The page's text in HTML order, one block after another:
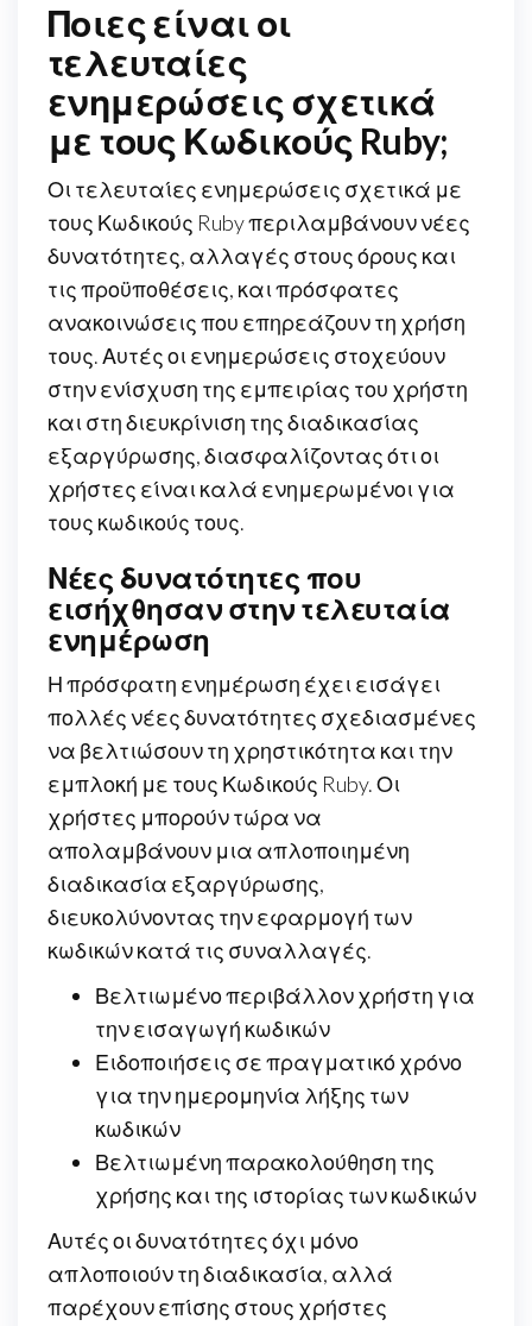
Ποιες είναι οι
τελευταίες
ενημερώσεις σχετικά
με τους Κωδικούς Ruby;
Οι τελευταίες ενημερώσεις σχετικά με
τους Κωδικούς Ruby περιλαμβάνουν νέες
δυνατότητες, αλλαγές στους όρους και
τις προϋποθέσεις, και πρόσφατες
ανακοινώσεις που επηρεάζουν τη χρήση
τους. Αυτές οι ενημερώσεις στοχεύουν
στην ενίσχυση της εμπειρίας του χρήστη
και στη διευκρίνιση της διαδικασίας
εξαργύρωσης, διασφαλίζοντας ότι οι
χρήστες είναι καλά ενημερωμένοι για
τους κωδικούς τους.
Νέες δυνατότητες που
εισήχθησαν στην τελευταία
ενημέρωση
Η πρόσφατη ενημέρωση έχει εισάγει
πολλές νέες δυνατότητες σχεδιασμένες
να βελτιώσουν τη χρηστικότητα και την
εμπλοκή με τους Κωδικούς Ruby. Οι
χρήστες μπορούν τώρα να
απολαμβάνουν μια απλοποιημένη
διαδικασία εξαργύρωσης,
διευκολύνοντας την εφαρμογή των
κωδικών κατά τις συναλλαγές.
Βελτιωμένο περιβάλλον χρήστη για
την εισαγωγή κωδικών
Ειδοποιήσεις σε πραγματικό χρόνο
για την ημερομηνία λήξης των
κωδικών
Βελτιωμένη παρακολούθηση της
χρήσης και της ιστορίας των κωδικών
Αυτές οι δυνατότητες όχι μόνο
απλοποιούν τη διαδικασία, αλλά
παρέχουν επίσης στους χρήστες